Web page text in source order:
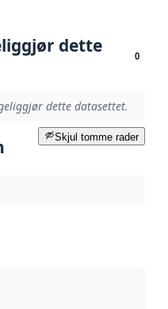
dette
0
dette datasettet.
Skjul tomme rader